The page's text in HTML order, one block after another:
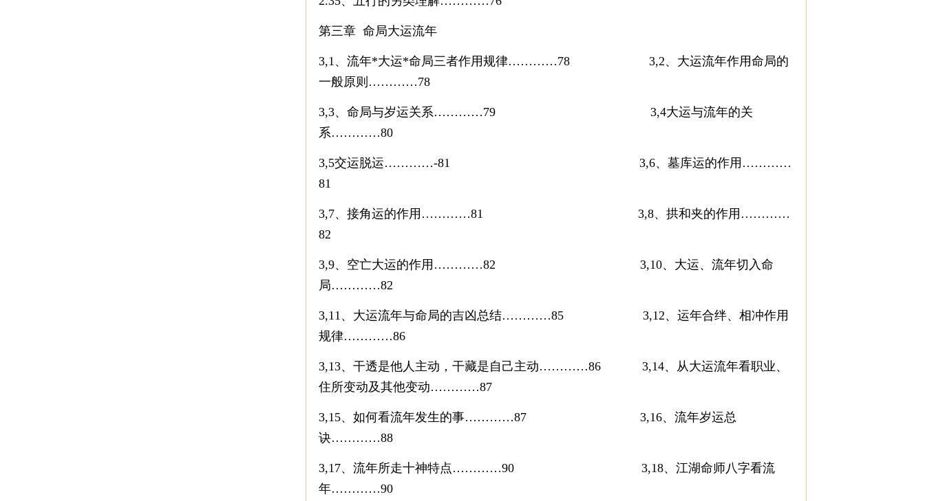
第三章 命局大运流年
3,1、流年*大运*命局三者作用规律…………78 3,2、大运流年作用命局的
一般原则…………78
3,3、命局与岁运关系…………79 3,4大运与流年的关
系…………80
3,5交运脱运…………-81 3,6、墓库运的作用…………
81
3,7、接角运的作用…………81 3,8、拱和夹的作用…………
82
3,9、空亡大运的作用…………82 3,10、大运、流年切入命
局…………82
3,11、大运流年与命局的吉凶总结…………85 3,12、运年合绊、相冲作用
规律…………86
3,13、干透是他人主动，干藏是自己主动…………86 3,14、从大运流年看职业、
住所变动及其他变动…………87
3,15、如何看流年发生的事…………87 3,16、流年岁运总
诀…………88
3,17、流年所走十神特点…………90 3,18、江湖命师八字看流
年…………90